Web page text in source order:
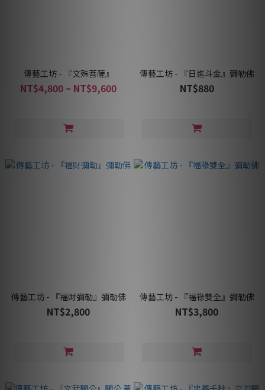
傳藝工坊 - 『文殊菩薩』
NT$4,800 ~ NT$9,600
傳藝工坊 - 『日進斗金』彌勒佛
NT$880
傳藝工坊 - 『福財彌勒』彌勒佛
NT$2,800
傳藝工坊 - 『福祿雙全』彌勒佛
NT$3,800